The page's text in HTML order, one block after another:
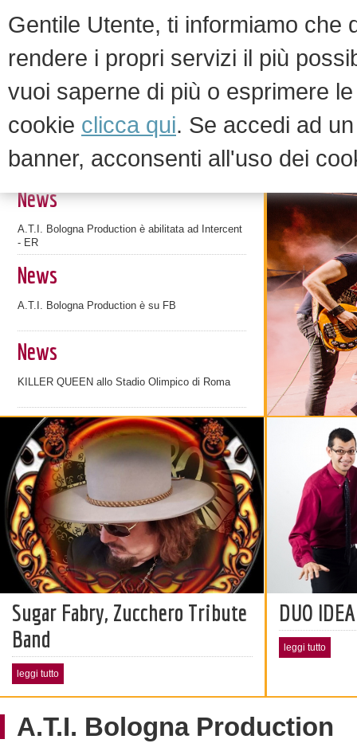
Gentile Utente, ti informiamo che
rendere i propri servizi il più
vuoi saperne di più o esprimere
cookie clicca qui. Se accedi ad
banner, acconsenti all'uso dei
News ed eventi
News
A.T.I. Bologna Production è abilitata ad Intercent
- ER
News
A.T.I. Bologna Production è su FB
News
KILLER QUEEN allo Stadio Olimpico di Roma
Sugar Fabry, Zucchero Tribute
Band
leggi tutto
DUO IDEA
leggi tutto
A.T.I. Bologna Production